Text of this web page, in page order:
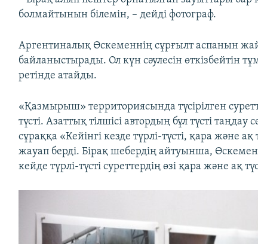
болмайтынын білемін, – дейді фотограф.
Аргентиналық Өскеменнің сұрғылт аспанын
байланыстырады. Ол күн сәулесін өткізбейтін
ретінде атайды.
«Қазмырыш» территориясында түсірілген
түсті. Азаттық тілшісі автордың бұл түсті таңдау
сұраққа «Кейінгі кезде түрлі-түсті, қара және
жауап берді. Бірақ шебердің айтуынша,
кейде түрлі-түсті суреттердің өзі қара және ақ